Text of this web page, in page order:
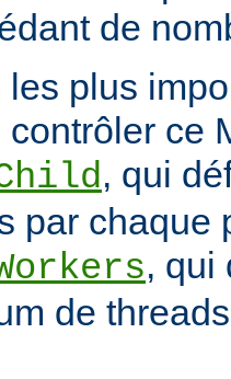
de
plus
ce
, qui
par chaque
, qui
de